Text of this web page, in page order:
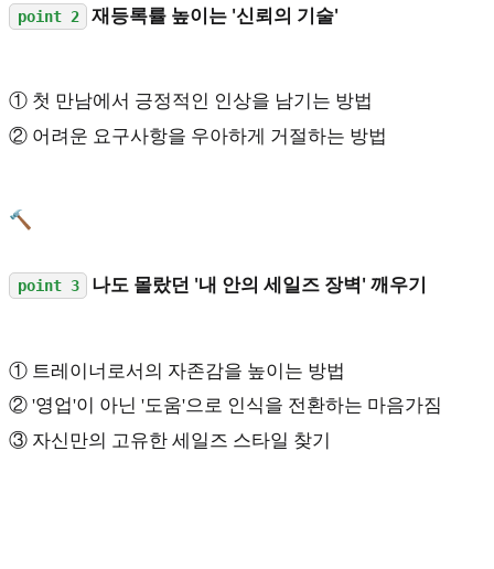
point 2 재등록률 높이는 '신뢰의 기술'
① 첫 만남에서 긍정적인 인상을 남기는 방법
② 어려운 요구사항을 우아하게 거절하는 방법
🔨
point 3 나도 몰랐던 '내 안의 세일즈 장벽' 깨우기
① 트레이너로서의 자존감을 높이는 방법
② '영업'이 아닌 '도움'으로 인식을 전환하는 마음가짐
③ 자신만의 고유한 세일즈 스타일 찾기